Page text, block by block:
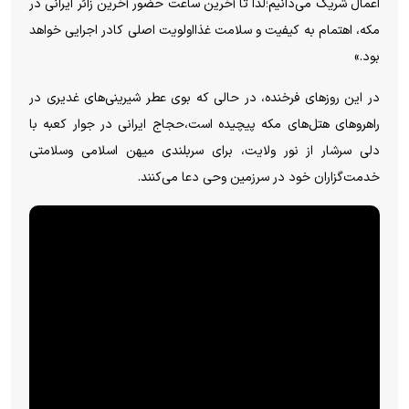
اعمال شریک می‌دانیم؛لذا تا آخرین ساعت حضور آخرین زائر ایرانی در
مکه، اهتمام به کیفیت و سلامت غذااولویت اصلی کادر اجرایی خواهد
بود.»
در این روزهای فرخنده، در حالی که بوی عطر شیرینی‌های غدیری در
راهروهای هتل‌های مکه پیچیده است،حجاج ایرانی در جوار کعبه با
دلی سرشار از نور ولایت، برای سربلندی میهن اسلامی وسلامتی
خدمت‌گزاران خود در سرزمین وحی دعا می‌کنند.